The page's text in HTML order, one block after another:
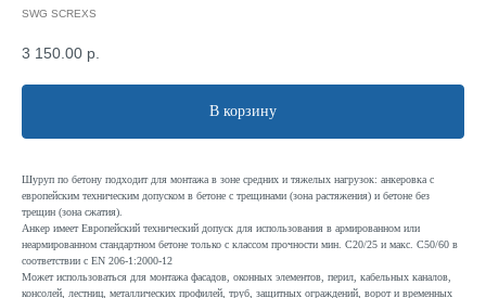
SWG SCREXS
3 150.00 р.
В корзину
Шуруп по бетону подходит для монтажа в зоне средних и тяжелых нагрузок: анкеровка с
европейским техническим допуском в бетоне с трещинами (зона растяжения) и бетоне без
трещин (зона сжатия).
Анкер имеет Европейский технический допуск для использования в армированном или
неармированном стандартном бетоне только с классом прочности мин. C20/25 и макс. C50/60 в
соответствии с EN 206-1:2000-12
Может использоваться для монтажа фасадов, оконных элементов, перил, кабельных каналов,
консолей, лестниц, металлических профилей, труб, защитных ограждений, ворот и временных